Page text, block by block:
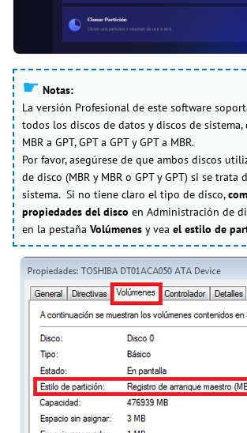
☛ Notas:
La versión Profesional de este software
todos los discos de datos y discos de sistema,
MBR a GPT, GPT a GPT y GPT a MBR.
Por favor, asegúrese de que ambos discos
de disco (MBR y MBR o GPT y GPT) si se trata
sistema. Si no tiene claro el tipo de disco,
propiedades del disco en Administración de
en la pestaña Volúmenesy vea el estilo de